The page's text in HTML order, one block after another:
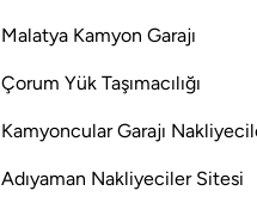
Malatya Kamyon Garajı
Çorum Yük Taşımacılığı
Kamyoncular Garajı
Adıyaman Nakliyeciler Sitesi